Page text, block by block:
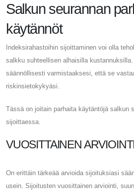
Salkun seurannan
käytännöt
Indeksirahastoihin sijoittaminen voi olla
salkku suhteellisen alhaisilla
säännöllisesti varmistaaksesi, että se
riskinsietokykyäsi.
Tässä on joitain parhaita käytäntöjä salkun
sijoittaessa.
VUOSITTAINEN
On erittäin tärkeää arvioida sijoituksiasi
usein. Sijoitusten vuosittainen arviointi,